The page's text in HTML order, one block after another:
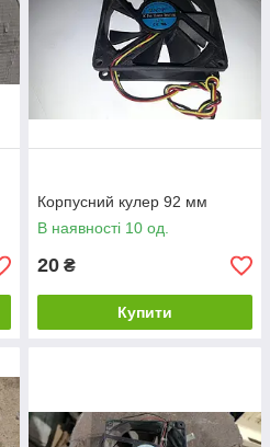
Корпусний кулер 92 мм
В наявності 10 од.
20 ₴
Купити